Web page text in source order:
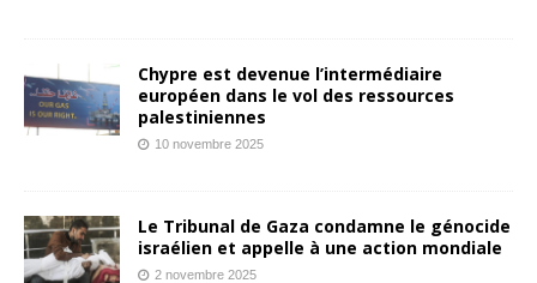
Chypre est devenue l’intermédiaire
européen dans le vol des ressources
palestiniennes
10 novembre 2025
Le Tribunal de Gaza condamne le génocide
israélien et appelle à une action mondiale
2 novembre 2025